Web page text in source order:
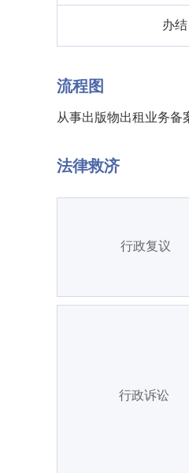
办结
流程图
从事出版物出租业务备
法律救济
行政复议
行政诉讼